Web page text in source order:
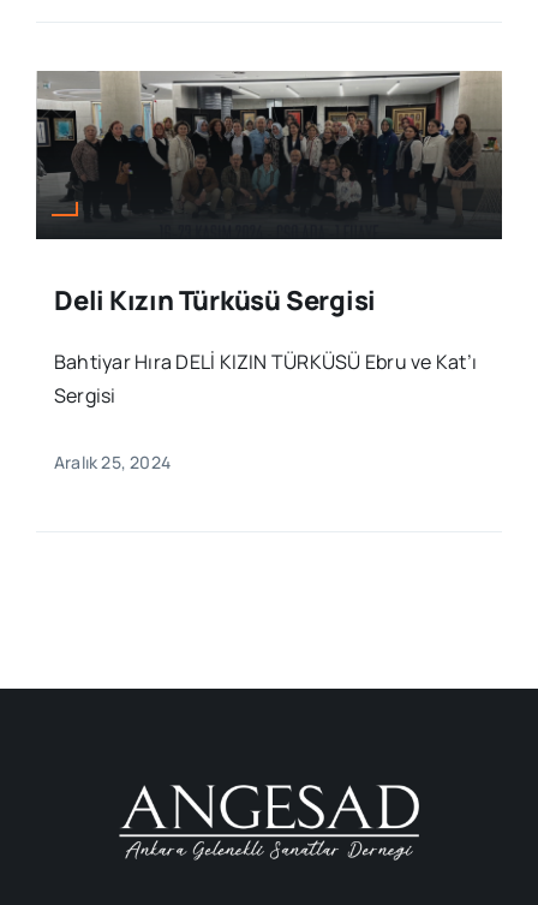
Deli Kızın Türküsü Sergisi
Bahtiyar Hıra DELİ KIZIN TÜRKÜSÜ Ebru ve Kat’ı
Sergisi
Aralık 25, 2024